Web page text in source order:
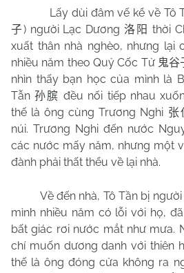
Lấy dùi đâm vế kể về Tô
子) người Lạc Dương 洛阳 thời
xuất thân nhà nghèo, nhưng lại
nhiều năm theo Quỷ Cốc Tử 鬼谷
nhìn thấy bạn học của mình là
Tẫn孙膑 đều nối tiếp nhau
thế là ông cùng Trương Nghi 张
núi. Trương Nghi đến nước
các nước mấy năm, nhưng một
đành phải thất thểu về lại nhà.
Về đến nhà, Tô Tần bị
mình nhiều năm có lỗi với họ,
bất giác rơi nước mắt như mưa.
chí muốn dương danh với thiên
thế là ông đóng cửa không ra